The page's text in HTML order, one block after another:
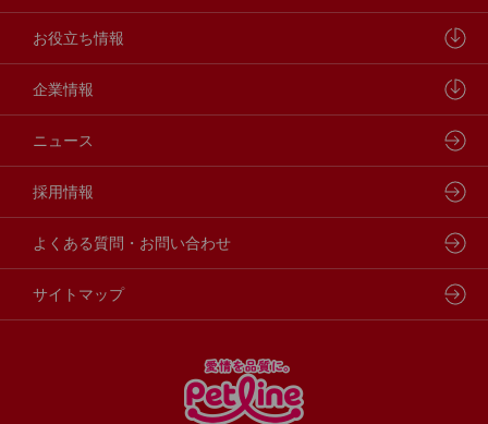
学会・論文発表
製品・品質管理
キャットフード
小動物
動物病院専用フード
フードコンシェル
ウェルネスナビ
しあわせマルシェ
どうぶつ病院宅配便
お役立ち情報
ペットライン 犬ノート
ペットライン 猫ノート
狂犬病予防
企業情報
会社概要・事業所
代表メッセージ
企業理念・ビジョン
ニュース
採用情報
よくある質問・お問い合わせ
サイトマップ